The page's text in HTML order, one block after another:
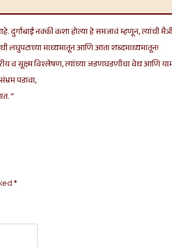
दुर्गाबाई नक्की कशा होत्या हे समजावं म्हणून, त्यांची
लघुपटाच्या माध्यमातून आणि आता शब्दमाध्यमातून!
व सूक्ष्म विश्लेषण, त्यांच्या जडणघडणीचा वेध
पडावा,
”
*